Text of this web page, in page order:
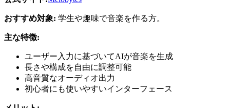
おすすめ対象: 学生や趣味で音楽を作る方。
主な特徴:
ユーザー入力に基づいてAIが音楽を生成
長さや構成を自由に調整可能
高音質なオーディオ出力
初心者にも使いやすいインターフェース